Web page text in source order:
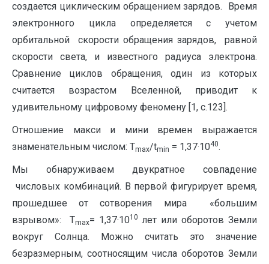
создается циклическим обращением зарядов. Время
электронного цикла определяется с учетом
орбитальной скорости обращения зарядов, равной
скорости света, и известного радиуса электрона.
Сравнение циклов обращения, один из которых
считается возрастом Вселенной, приводит к
удивительному цифровому феномену [1, с.123].
Отношение макси и мини времен выражается
знаменательным числом: Tmax/tmin = 1,37·1040.
Мы обнаруживаем двукратное совпадение
числовых комбинаций. В первой фигурирует время,
прошедшее от сотворения мира «большим
взрывом»: Tmax= 1,37·1010 лет или оборотов Земли
вокруг Солнца. Можно считать это значение
безразмерным, соотносящим числа оборотов Земли